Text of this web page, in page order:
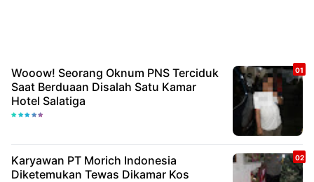
Wooow! Seorang Oknum PNS Terciduk
Saat Berduaan Disalah Satu Kamar
Hotel Salatiga
Karyawan PT Morich Indonesia
Diketemukan Tewas Dikamar Kos